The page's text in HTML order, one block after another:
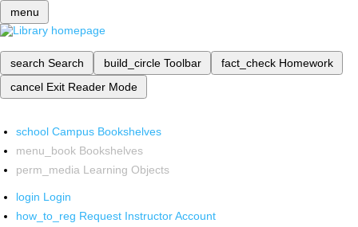
menu
search Search build_circle Toolbar fact_check Homework
cancel Exit Reader Mode
school Campus Bookshelves
menu_book Bookshelves
perm_media Learning Objects
login Login
how_to_reg Request Instructor Account